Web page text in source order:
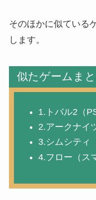
そのほかに似ている
します。
似たゲームま
1.トバル2（PS
2.アークナイ
3.シムシティ
4.フロー（ス